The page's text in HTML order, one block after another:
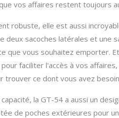
vos affaires restent toujours
robuste, elle est aussi
sacoches latérales et une
que vous souhaitez emporter.
faciliter l'accès à vos
trouver ce dont vous avez
la GT-54 a aussi un
de poches extérieures pour